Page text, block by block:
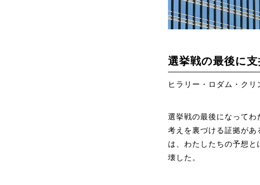
選挙戦の最後に
ヒラリー・ロダム・ク
選挙戦の最後になってわ
考えを裏づける証拠が
は、わたしたちの予想
壊した。